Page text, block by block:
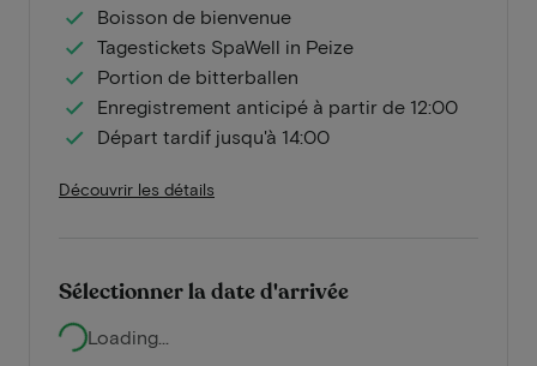
Boisson de bienvenue
Tagestickets SpaWell in Peize
Portion de bitterballen
Enregistrement anticipé à partir de 12:00
Départ tardif jusqu'à 14:00
Découvrir les détails
Sélectionner la date d'arrivée
Loading...